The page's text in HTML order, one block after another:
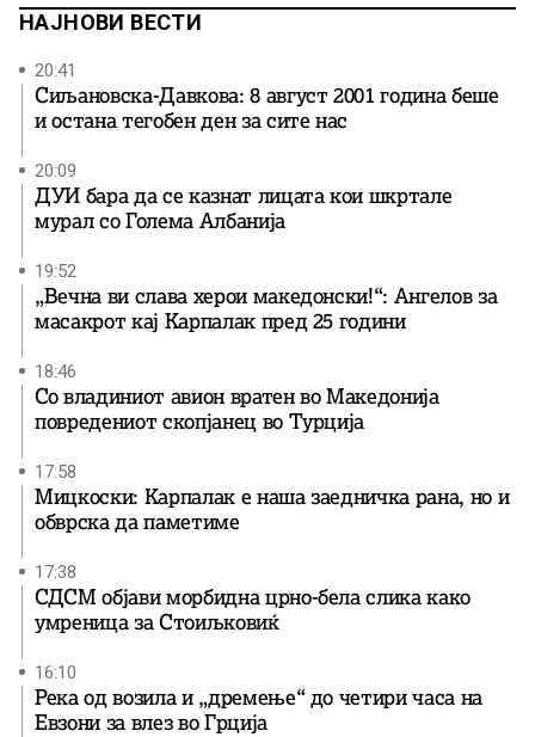
НАЈНОВИ ВЕСТИ
20:41
Сиљановска-Давкова: 8 август 2001 година беше
и остана тегобен ден за сите нас
20:09
ДУИ бара да се казнат лицата кои шкртале
мурал со Голема Албанија
19:52
„Вечна ви слава херои македонски!“: Ангелов за
масакрот кај Карпалак пред 25 години
18:46
Со владиниот авион вратен во Македонија
повредениот скопјанец во Турција
17:58
Мицкоски: Карпалак е наша заедничка рана, но и
обврска да паметиме
17:38
СДСМ објави морбидна црно-бела слика како
умреница за Стоиљковиќ
16:10
Река од возила и „дремење“ до четири часа на
Евзони за влез во Грција